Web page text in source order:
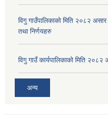
विगु गाउँपालिकाको मिति २०८२
तथा निर्णयहरु
विगु गाउँ कार्यपालिकाको मिति
अन्य